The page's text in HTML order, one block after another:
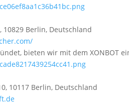
10829 Berlin, Deutschland
bieten wir mit dem XONBOT
10117 Berlin, Deutschland